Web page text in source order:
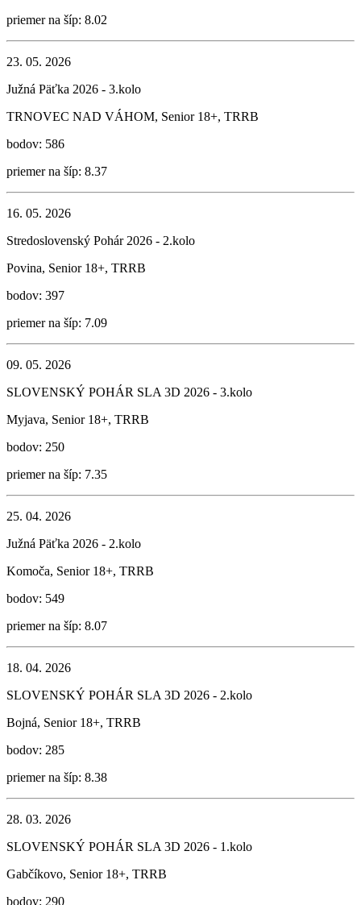
priemer na šíp: 8.02
23. 05. 2026
Južná Päťka 2026 - 3.kolo
TRNOVEC NAD VÁHOM, Senior 18+, TRRB
bodov: 586
priemer na šíp: 8.37
16. 05. 2026
Stredoslovenský Pohár 2026 - 2.kolo
Povina, Senior 18+, TRRB
bodov: 397
priemer na šíp: 7.09
09. 05. 2026
SLOVENSKÝ POHÁR SLA 3D 2026 - 3.kolo
Myjava, Senior 18+, TRRB
bodov: 250
priemer na šíp: 7.35
25. 04. 2026
Južná Päťka 2026 - 2.kolo
Komoča, Senior 18+, TRRB
bodov: 549
priemer na šíp: 8.07
18. 04. 2026
SLOVENSKÝ POHÁR SLA 3D 2026 - 2.kolo
Bojná, Senior 18+, TRRB
bodov: 285
priemer na šíp: 8.38
28. 03. 2026
SLOVENSKÝ POHÁR SLA 3D 2026 - 1.kolo
Gabčíkovo, Senior 18+, TRRB
bodov: 290